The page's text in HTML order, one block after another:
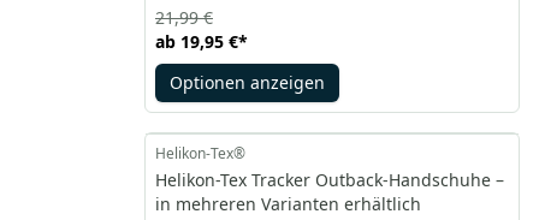
sondern schonen auch die Umwelt. Ihre innere
rutschfeste Oberfläche gewährleistet auch bei
schwierigen Bedingungen einen sicheren Griff und
macht sie ideal für die Arbeit mit Werkzeugen oder
die Handhabung von Outdoor-Ausrüstung.
ab 19,95 €*
21,99 €
Optionen anzeigen
Helikon-Tex®
Helikon-Tex Tracker Outback-Handschuhe –
in mehreren Varianten erhältlich